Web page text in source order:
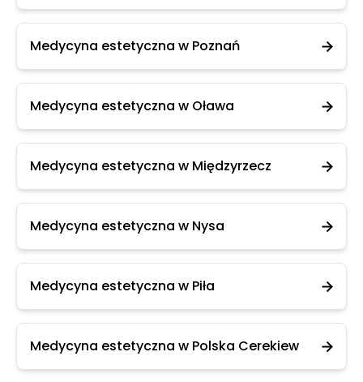
Medycyna estetyczna w Poznań
Medycyna estetyczna w Oława
Medycyna estetyczna w Międzyrzecz
Medycyna estetyczna w Nysa
Medycyna estetyczna w Piła
Medycyna estetyczna w Polska Cerekiew